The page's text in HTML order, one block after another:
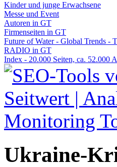
Kinder und junge Erwachsene
Messe und Event
Autoren in GT
Firmenseiten in GT
Future of Water - Global Trends -
RADIO in GT
Index - 20.000 Seiten, ca. 52.000
Ukraine-